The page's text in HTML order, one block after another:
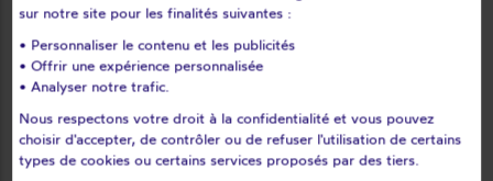
Levaré
Lignières-orgères
Livet
Livré
Loigné-sur-mayenne
Longuefuye
Loupfougères
Louverné
Louvigné
L'huisserie
Madré
sur notre site pour les finalités suivantes :
• Personnaliser le contenu et les publicités
• Offrir une expérience personnalisée
• Analyser notre trafic.
Nous respectons votre droit à la confidentialité et vous pouvez
choisir d'accepter, de contrôler ou de refuser l'utilisation de certains
types de cookies ou certains services proposés par des tiers.